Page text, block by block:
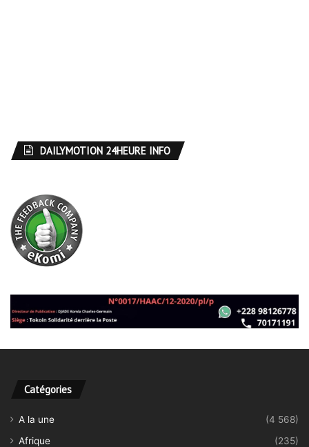
DAILYMOTION 24HEURE INFO
Catégories
A la une
(4 568)
Afrique
(235)